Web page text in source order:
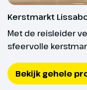
Kerstmarkt
Met de reisleider
sfeervolle
Bekijk gehele
zien
steil
We
de